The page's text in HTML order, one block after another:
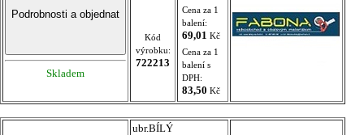
Skladem
Kód
výrobku:
722213
Cena za 1
balení:
69,01 Kč
Cena za 1
balení s
DPH:
83,50 Kč
ubr.BÍLÝ